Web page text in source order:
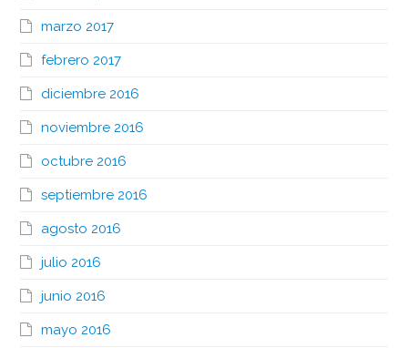
marzo 2017
febrero 2017
diciembre 2016
noviembre 2016
octubre 2016
septiembre 2016
agosto 2016
julio 2016
junio 2016
mayo 2016